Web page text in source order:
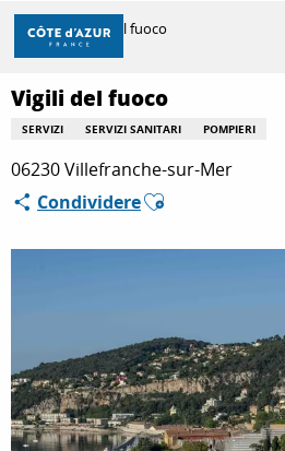
Aller
contenu
principal
SCOPRIRE
PER FARE
Casa Vigili del fuoco
Vigili del fuoco
SERVIZI SERVIZI SANITARI POMPIERI
06230 Villefranche-sur-Mer
CondividereAjouter aux favoris